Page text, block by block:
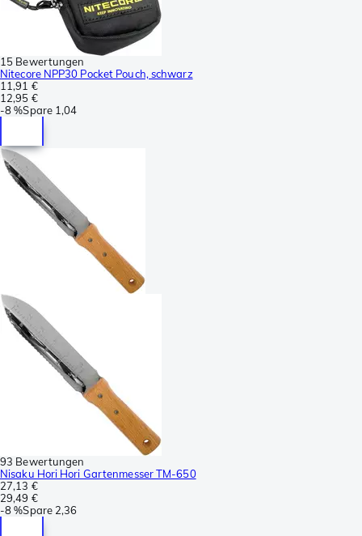
15 Bewertungen
Nitecore NPP30 Pocket Pouch, schwarz
11,91 €
12,95 €
-8 %Spare 1,04
93 Bewertungen
Nisaku Hori Hori Gartenmesser TM-650
27,13 €
29,49 €
-8 %Spare 2,36